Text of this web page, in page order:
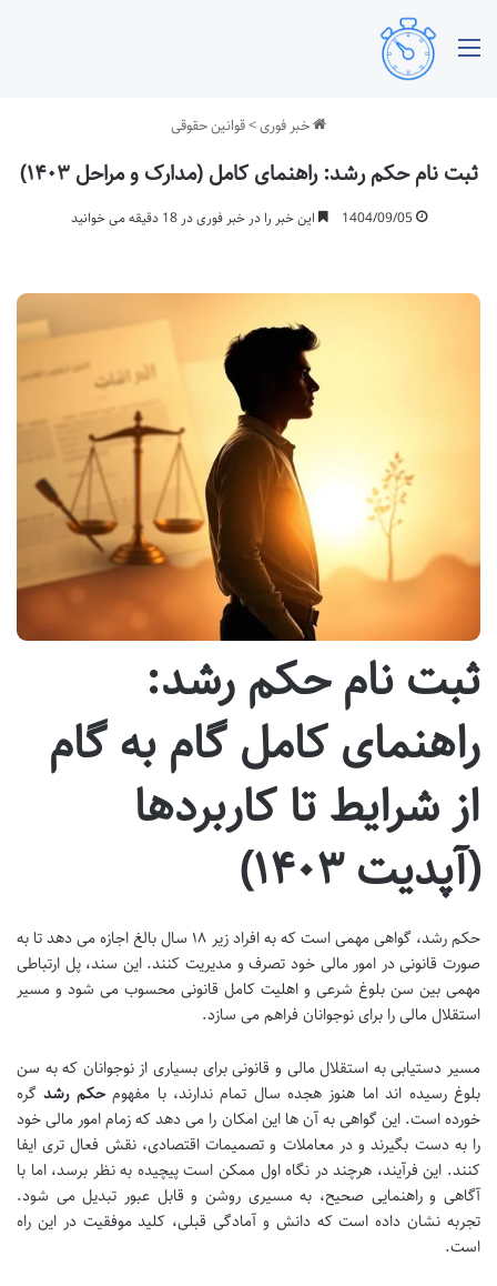
خبر فوری>قوانین حقوقی
ثبت نام حکم رشد: راهنمای کامل (مدارک و مراحل ۱۴۰۳)
1404/09/05 این خبر را در خبر فوری در 18 دقیقه می خوانید
ثبت نام حکم رشد:
راهنمای کامل گام به گام
از شرایط تا کاربردها
(آپدیت ۱۴۰۳)
حکم رشد، گواهی مهمی است که به افراد زیر ۱۸ سال بالغ اجازه می دهد تا به
صورت قانونی در امور مالی خود تصرف و مدیریت کنند. این سند، پل ارتباطی
مهمی بین سن بلوغ شرعی و اهلیت کامل قانونی محسوب می شود و مسیر
استقلال مالی را برای نوجوانان فراهم می سازد.
مسیر دستیابی به استقلال مالی و قانونی برای بسیاری از نوجوانان که به سن
بلوغ رسیده اند اما هنوز هجده سال تمام ندارند، با مفهومحکم رشدگره
خورده است. این گواهی به آن ها این امکان را می دهد که زمام امور مالی خود
را به دست بگیرند و در معاملات و تصمیمات اقتصادی، نقش فعال تری ایفا
کنند. این فرآیند، هرچند در نگاه اول ممکن است پیچیده به نظر برسد، اما با
آگاهی و راهنمایی صحیح، به مسیری روشن و قابل عبور تبدیل می شود.
تجربه نشان داده است که دانش و آمادگی قبلی، کلید موفقیت در این راه
است.